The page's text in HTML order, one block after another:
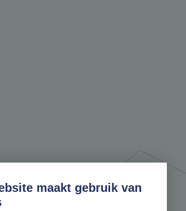
maakt gebruik van